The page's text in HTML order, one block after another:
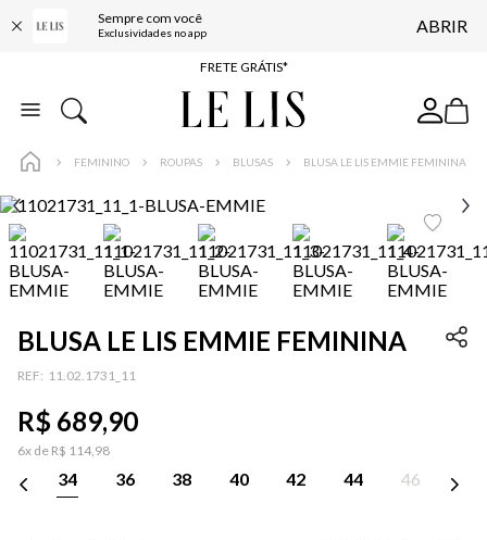
Sempre com você
Exclusividades no app ABRIR
ENTREGA EXPRESSA*
FRETE GRÁTIS*
BAIXE O APP
ENTREGA EXPRESSA*
FRETE GRÁTIS*
BAIXE O APP
FEMININO ROUPAS BLUSAS BLUSA LE LIS EMMIE FEMININA
BLUSA LE LIS EMMIE FEMININA
: 11.02.1731_11
R$ 689,90
6x de R$ 114,98
34 36 38 40 42 44 46